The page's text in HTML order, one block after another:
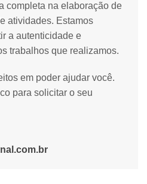
completa na elaboração de
atividades. Estamos
a autenticidade e
trabalhos que realizamos.
em poder ajudar você.
para solicitar o seu